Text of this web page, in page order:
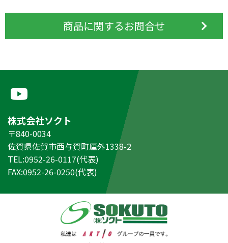
商品に関するお問合せ
株式会社ソクト
〒840-0034
佐賀県佐賀市西与賀町厘外1338-2
TEL:0952-26-0117(代表)
FAX:0952-26-0250(代表)